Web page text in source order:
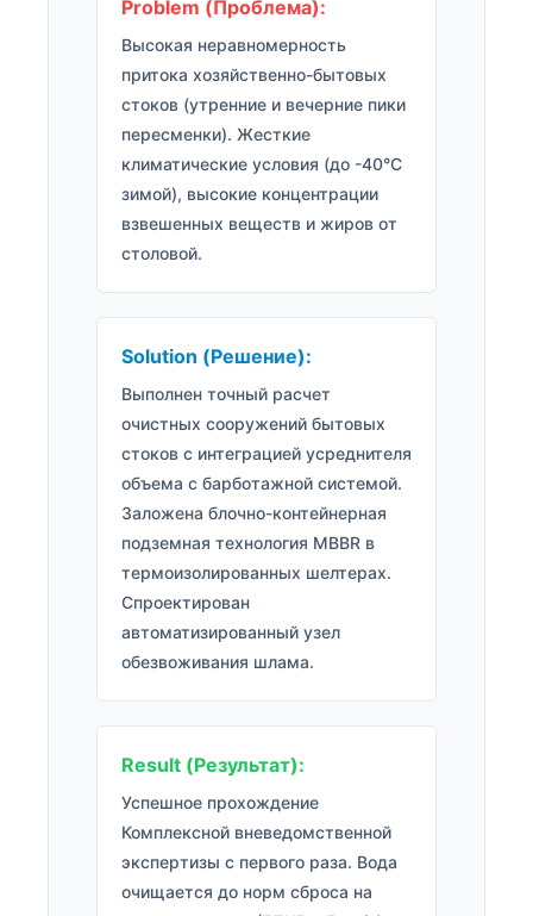
Problem (Проблема):
Высокая неравномерность
притока хозяйственно-бытовых
стоков (утренние и вечерние пики
пересменки). Жесткие
климатические условия (до -40°C
зимой), высокие концентрации
взвешенных веществ и жиров от
столовой.
Solution (Решение):
Выполнен точный расчет
очистных сооружений бытовых
стоков с интеграцией усреднителя
объема с барботажной системой.
Заложена блочно-контейнерная
подземная технология MBBR в
термоизолированных шелтерах.
Спроектирован
автоматизированный узел
обезвоживания шлама.
Result (Результат):
Успешное прохождение
Комплексной вневедомственной
экспертизы с первого раза. Вода
очищается до норм сброса на